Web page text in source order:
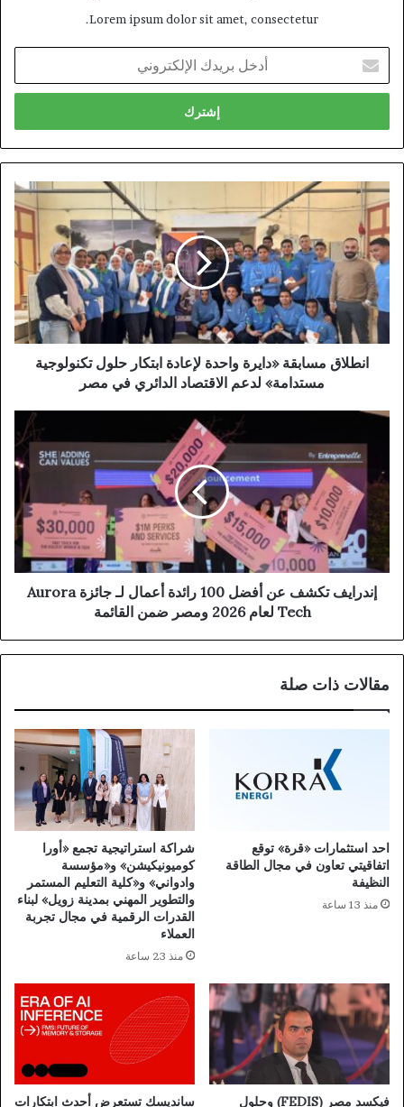
Lorem ipsum dolor sit amet, consectetur.
بريدك
الإلكتروني
انطلاق مسابقة «دايرة واحدة لإعادة ابتكار حلول تكنولوجية
مستدامة» لدعم الاقتصاد الدائري في مصر
إندرايف تكشف عن أفضل 100 رائدة أعمال لـ جائزة Aurora
Tech لعام 2026 ومصر ضمن القائمة
مقالات ذات صلة
احد استثمارات «قرة» توقع
اتفاقيتي تعاون في مجال الطاقة
النظيفة
منذ 13 ساعة
شراكة استراتيجية تجمع «أورا
كوميونيكيشن» و«مؤسسة
وادواني» و«كلية التعليم المستمر
والتطوير المهني بمدينة زويل» لبناء
القدرات الرقمية في مجال تجربة
العملاء
منذ 23 ساعة
فيكسد مصر (FEDIS) وحلول سانديسك تستعرض أحدث ابتكارات